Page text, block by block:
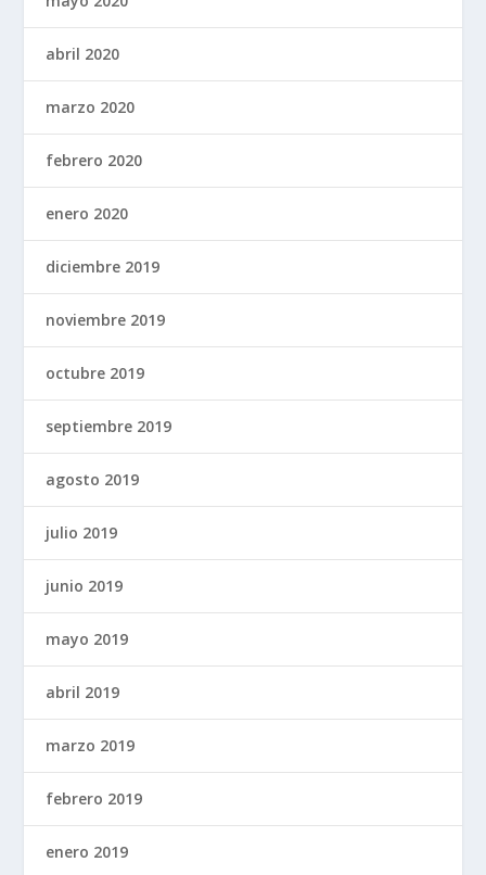
abril 2020
marzo 2020
febrero 2020
enero 2020
diciembre 2019
noviembre 2019
octubre 2019
septiembre 2019
agosto 2019
julio 2019
junio 2019
mayo 2019
abril 2019
marzo 2019
febrero 2019
enero 2019